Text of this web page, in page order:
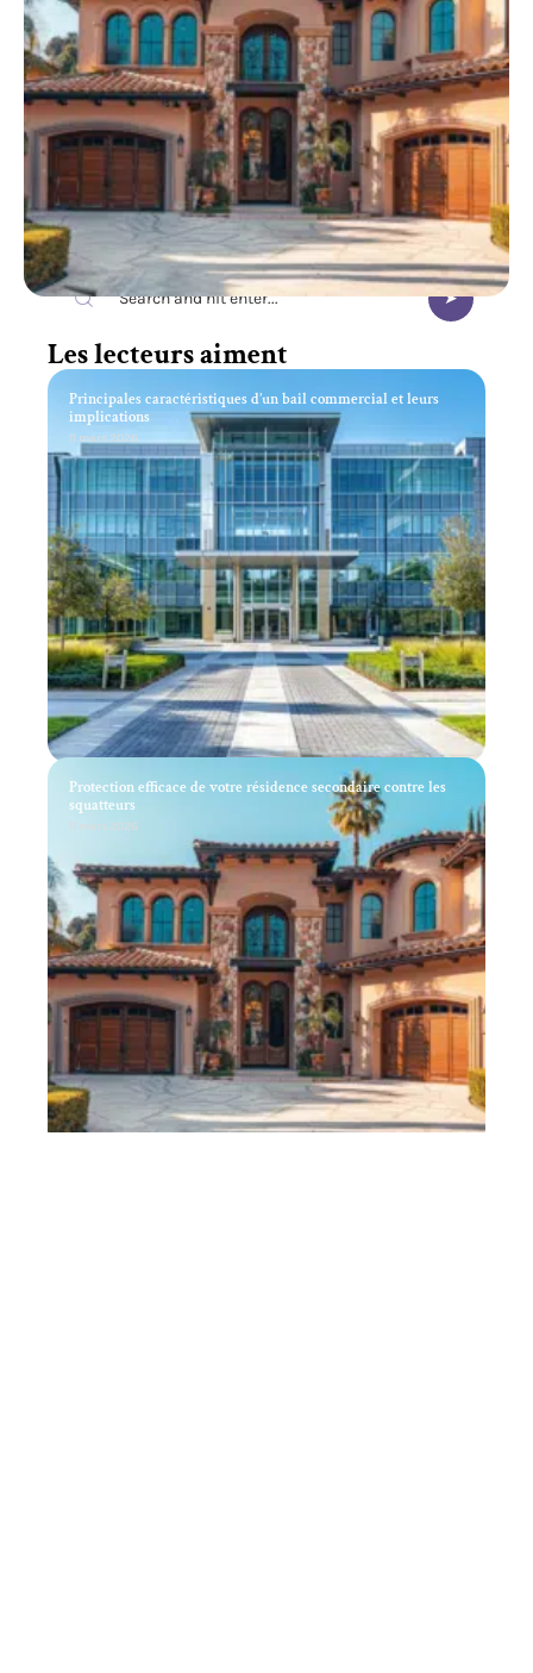
Recherche
Les lecteurs aiment
Principales caractéristiques d’un bail commercial et leurs
implications
11 mars 2026
Protection efficace de votre résidence secondaire contre les
squatteurs
11 mars 2026